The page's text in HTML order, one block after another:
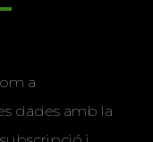
a
dades amb la